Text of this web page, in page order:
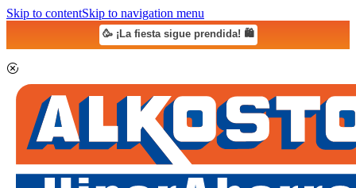
Skip to contentSkip to navigation menu
🥳 ¡La fiesta sigue prendida! 🛍️